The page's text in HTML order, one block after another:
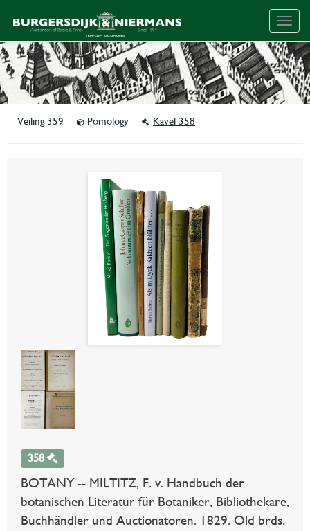
Veiling 359 Pomology Kavel 358
358
BOTANY -- MILTITZ, F. v. Handbuch der
botanischen Literatur für Botaniker, Bibliothekare,
Buchhändler und Auctionatoren. 1829. Old brds.